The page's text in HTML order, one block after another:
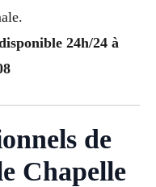
24h/24 à
de
Chapelle